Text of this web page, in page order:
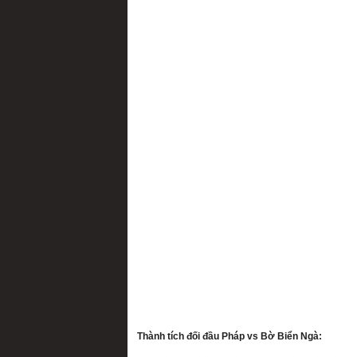
Thành tích đối đầu Pháp vs Bờ Biển Ngà: